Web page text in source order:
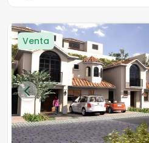
Venta